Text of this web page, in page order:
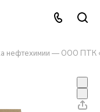
нефтехимии — ООО ПТК